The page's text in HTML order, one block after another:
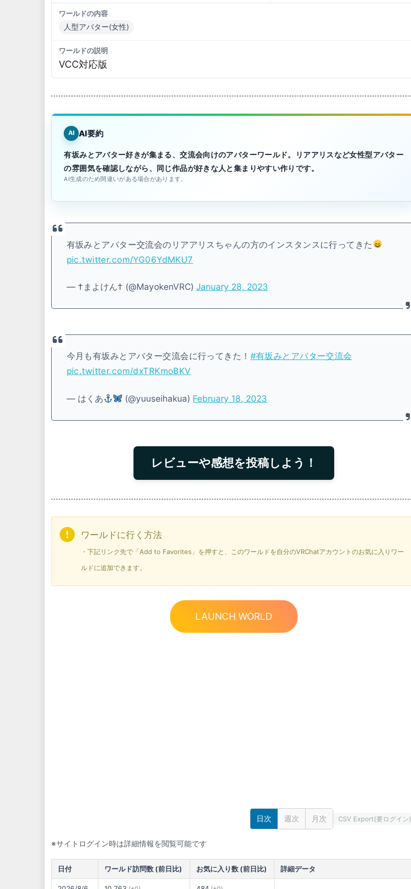
ワールドの内容
人型アバター(女性)
ワールドの説明
VCC対応版
AI AI要約
有坂みとアバター好きが集まる、交流会向けのアバターワールド。リアアリスなど女性型アバター
の雰囲気を確認しながら、同じ作品が好きな人と集まりやすい作りです。
AI生成のため間違いがある場合があります。
有坂みとアバター交流会のリアアリスちゃんの方のインスタンスに行ってきた
pic.twitter.com/YG06YdMKU7
— †まよけん† (@MayokenVRC) January 28, 2023
今月も有坂みとアバター交流会に行ってきた！ #有坂みとアバター交流会
pic.twitter.com/dxTRKmoBKV
— はくあ (@yuuseihakua) February 18, 2023
レビューや感想を投稿しよう！
ワールドに行く方法
・下記リンク先で「Add to Favorites」を押すと、このワールドを自分のVRChatアカウントのお気に入りワー
ルドに追加できます。
LAUNCH WORLD
日次 週次 月次 CSV Export(要ログイン)
※サイトログイン時は詳細情報を閲覧可能です
日付 ワールド訪問数 (前日比) お気に入り数 (前日比) 詳細データ